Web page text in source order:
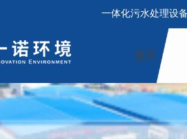
一体化污水处理设
首页